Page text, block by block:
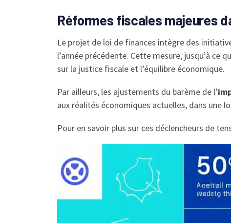
Réformes fiscales majeures
Le projet de loi de finances intègre des
l’année précédente. Cette mesure, jusqu’à
sur la justice fiscale et l’équilibre économique.
Par ailleurs, les ajustements du barème de l’
aux réalités économiques actuelles, dans une
Pour en savoir plus sur ces déclencheurs de